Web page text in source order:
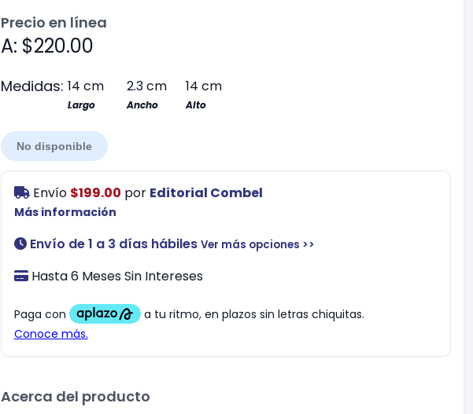
Precio en línea
A: $220.00
Medidas: 14 cm 2.3 cm 14 cm
Largo Ancho Alto
No disponible
Envío $199.00 por Editorial Combel
Más información
Envío de 1 a 3 días hábiles Ver más opciones >>
Hasta 6 Meses Sin Intereses
Acerca del producto